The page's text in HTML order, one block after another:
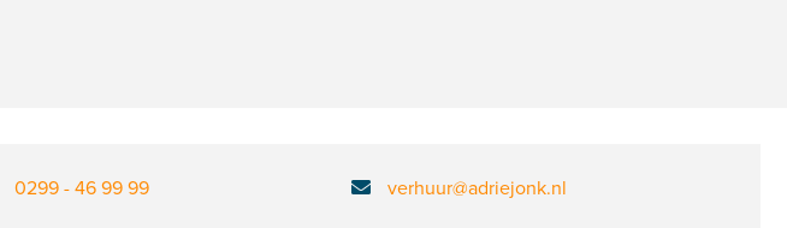
0299 - 46 99 99 verhuur@adriejonk.nl